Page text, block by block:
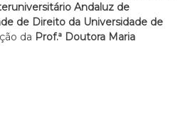
Andaluz de
de Direito da Universidade de
da Prof.ª Doutora Maria